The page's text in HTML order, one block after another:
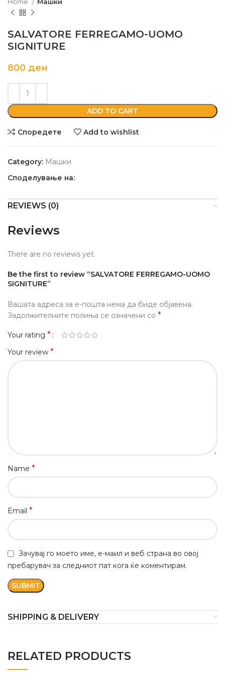
SALVATORE FERREGAMO-UOMO
SIGNITURE
800 ден
ADD TO CART
Споредете Add to wishlist
Category: Машки
Споделување на:
REVIEWS (0)
Reviews
There are no reviews yet.
Be the first to review “SALVATORE FERREGAMO-UOMO
SIGNITURE”
Вашата адреса за е-пошта нема да биде објавена.
Задолжителните полиња се означени со *
Your rating *
Your review *
Name *
Email *
Зачувај го моето име, е-маил и веб страна во овој
пребарувач за следниот пат кога ќе коментирам.
SHIPPING & DELIVERY
RELATED PRODUCTS